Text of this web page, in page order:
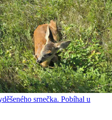
srnečka. Pobíhal u